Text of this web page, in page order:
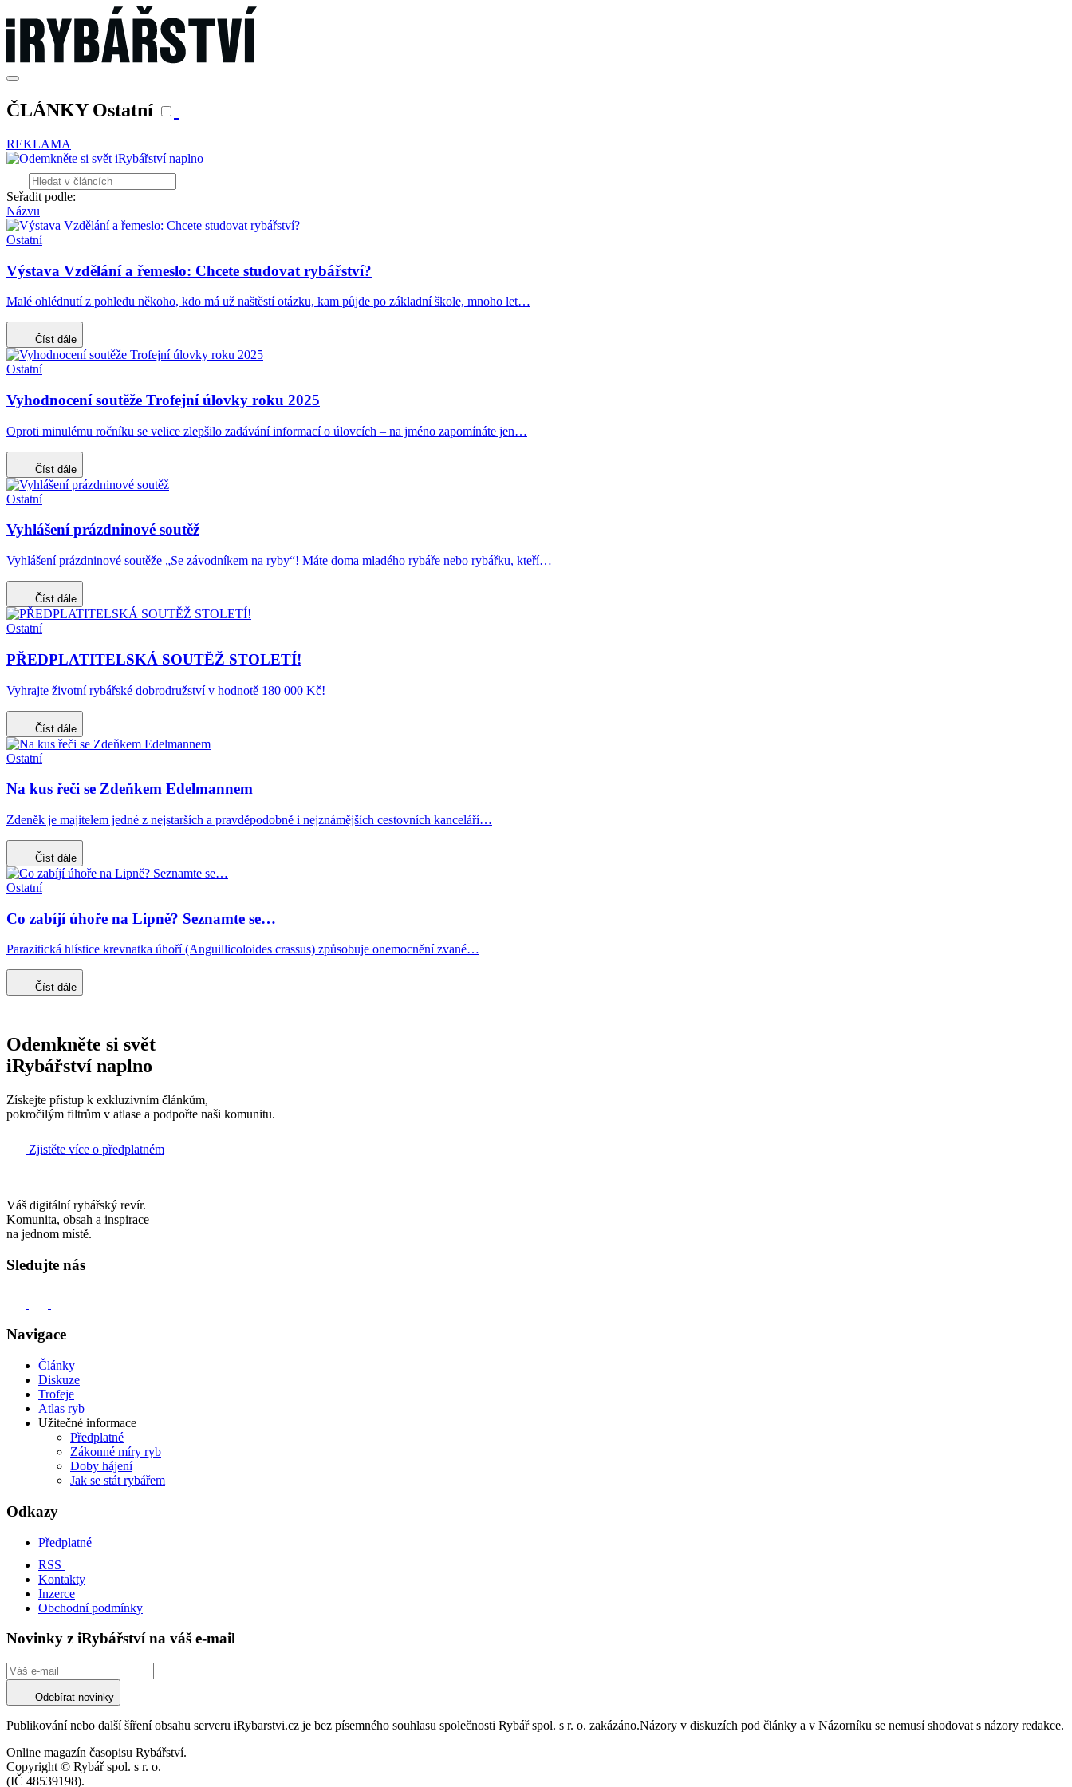
ČLÁNKY Ostatní
REKLAMA
Seřadit podle:
Názvu
Ostatní
Výstava Vzdělání a řemeslo: Chcete studovat rybářství?
Malé ohlédnutí z pohledu někoho, kdo má už naštěstí otázku, kam půjde po základní škole, mnoho let…
Číst dále
Ostatní
Vyhodnocení soutěže Trofejní úlovky roku 2025
Oproti minulému ročníku se velice zlepšilo zadávání informací o úlovcích – na jméno zapomínáte jen…
Číst dále
Ostatní
Vyhlášení prázdninové soutěž
Vyhlášení prázdninové soutěže „Se závodníkem na ryby“! Máte doma mladého rybáře nebo rybářku, kteří…
Číst dále
Ostatní
PŘEDPLATITELSKÁ SOUTĚŽ STOLETÍ!
Vyhrajte životní rybářské dobrodružství v hodnotě 180 000 Kč!
Číst dále
Ostatní
Na kus řeči se Zdeňkem Edelmannem
Zdeněk je majitelem jedné z nejstarších a pravděpodobně i nejznámějších cestovních kanceláří…
Číst dále
Ostatní
Co zabíjí úhoře na Lipně? Seznamte se…
Parazitická hlístice krevnatka úhoří (Anguillicoloides crassus) způsobuje onemocnění zvané…
Číst dále
Odemkněte si svět
iRybářství naplno
Získejte přístup k exkluzivním článkům,
pokročilým filtrům v atlase a podpořte naši komunitu.
Zjistěte více o předplatném
Váš digitální rybářský revír.
Komunita, obsah a inspirace
na jednom místě.
Sledujte nás
Navigace
Články
Diskuze
Trofeje
Atlas ryb
Užitečné informace
Předplatné
Zákonné míry ryb
Doby hájení
Jak se stát rybářem
Odkazy
Předplatné
RSS
Kontakty
Inzerce
Obchodní podmínky
Novinky z iRybářství na váš e-mail
Odebírat novinky
Publikování nebo další šíření obsahu serveru iRybarstvi.cz je bez písemného souhlasu společnosti Rybář spol. s r. o. zakázáno.Názory v diskuzích pod články a v Názorníku se nemusí shodovat s názory redakce.
Online magazín časopisu Rybářství.
Copyright © Rybář spol. s r. o.
(IČ 48539198).